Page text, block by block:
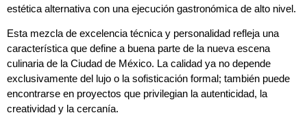
estética alternativa con una ejecución gastronómica de alto nivel.
Esta mezcla de excelencia técnica y personalidad refleja una
característica que define a buena parte de la nueva escena
culinaria de la Ciudad de México. La calidad ya no depende
exclusivamente del lujo o la sofisticación formal; también puede
encontrarse en proyectos que privilegian la autenticidad, la
creatividad y la cercanía.